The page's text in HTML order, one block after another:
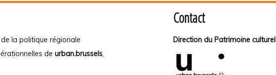
la politique régionale
de urban.brussels,
Contact
Direction du Patrimoine culturel